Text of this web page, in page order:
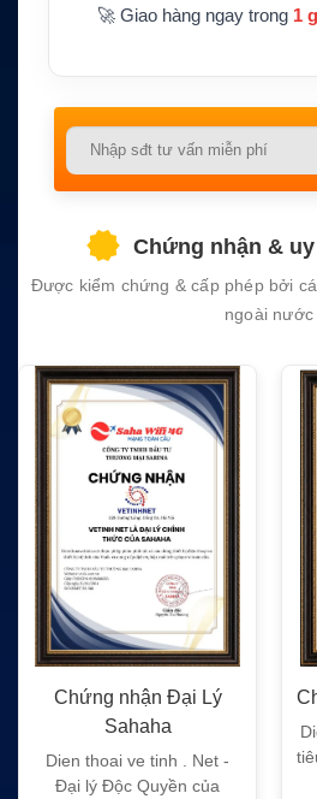
🚀 Giao hàng ngay trong 1
Chứng nhận &
Được kiểm chứng & cấp phép bởi
ngoài nước
Chứng nhận Đại Lý
Sahaha
Dien thoai ve tinh . Net -
Đại lý Độc Quyền của